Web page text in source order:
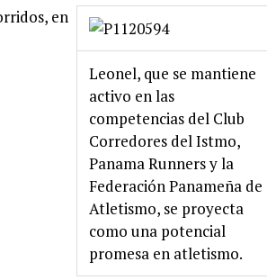
Leonel, que se mantiene
activo en las
competencias del Club
Corredores del Istmo,
Panama Runners y la
Federación Panameña de
Atletismo, se proyecta
como una potencial
promesa en atletismo.
en